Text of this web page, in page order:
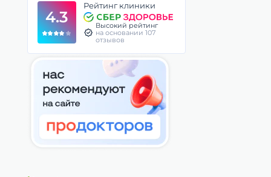
4.3
Рейтинг клиники
Высокий рейтинг
на основании 107
отзывов